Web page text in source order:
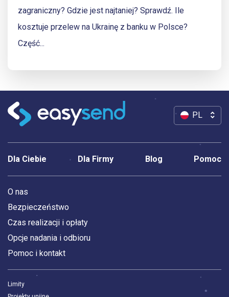
zagraniczny? Gdzie jest najtaniej? Sprawdź. Ile
kosztuje przelew na Ukrainę z banku w Polsce?
Część...
PL
Dla Ciebie Dla Firmy Blog Pomoc
O nas
Bezpieczeństwo
Czas realizacji i opłaty
Opcje nadania i odbioru
Pomoc i kontakt
Limity